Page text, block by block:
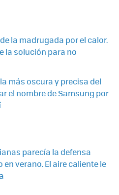
la madrugada por el calor.
la solución para no
más oscura y precisa del
el nombre de Samsung por
parecía la defensa
verano. El aire caliente le